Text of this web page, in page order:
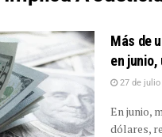
Más de
en junio,
27 de julio
En junio,
dólares,